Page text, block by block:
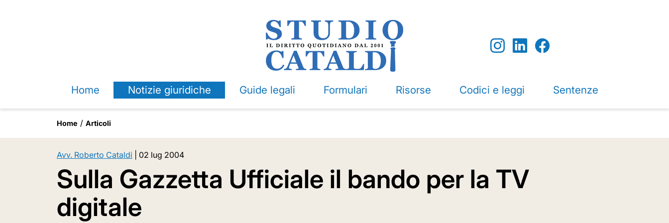
Home Notizie giuridiche Guide legali Formulari Risorse Codici e leggi Sentenze
Home Articoli
Avv. Roberto Cataldi 02 lug 2004
Sulla Gazzetta Ufficiale il bando per la TV
digitale